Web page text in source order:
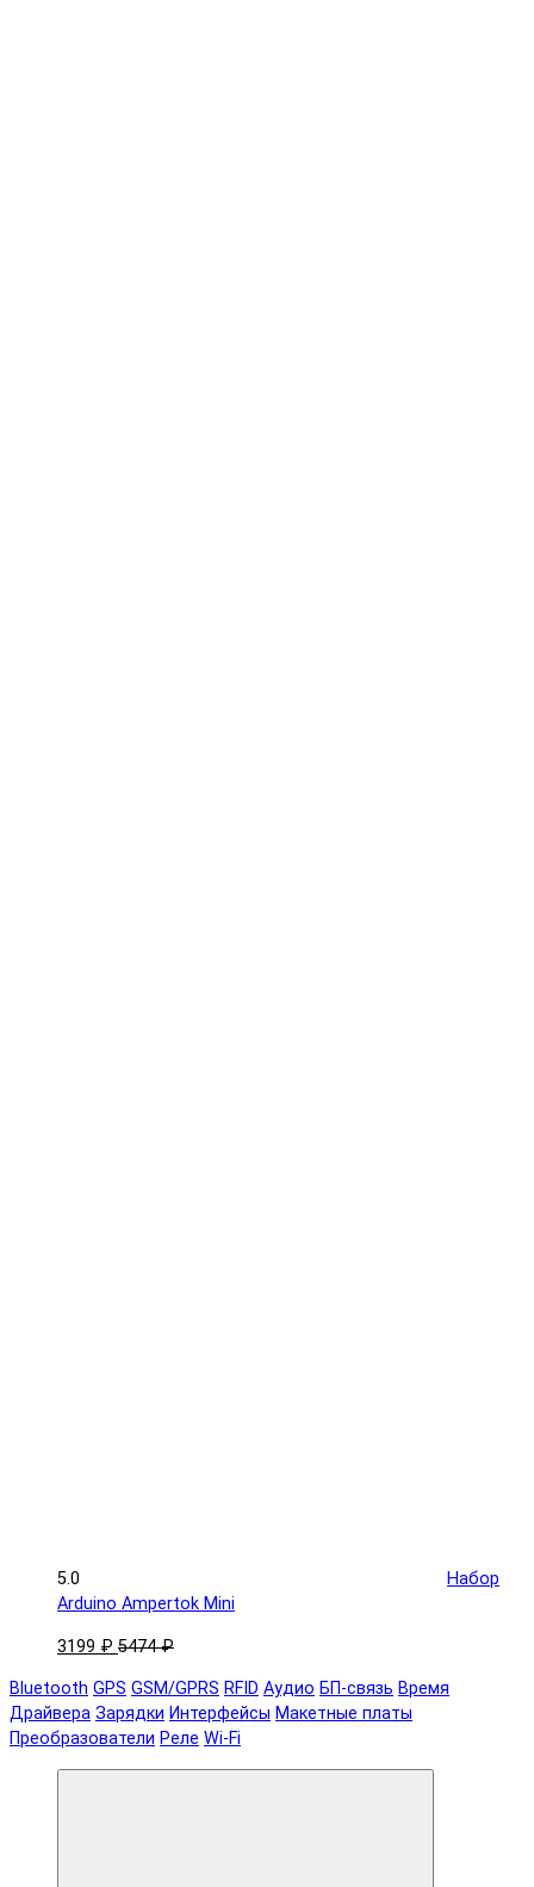
5.0
Набор
Arduino Ampertok Mini
3199 ₽ 5474 ₽
Bluetooth GPS GSM/GPRS RFID Аудио БП-связь Время
Драйвера Зарядки Интерфейсы Макетные платы
Преобразователи Реле Wi-Fi